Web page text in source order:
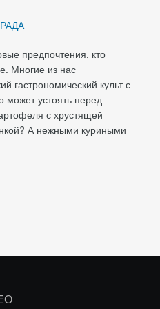
предпочтения, кто
Многие из нас
гастрономический культ с
устоять перед
с хрустящей
А нежными куриными